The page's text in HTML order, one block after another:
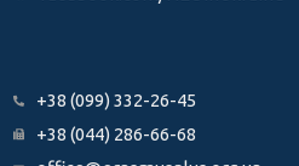
+38 (099) 332-26-45
+38 (044) 286-66-68